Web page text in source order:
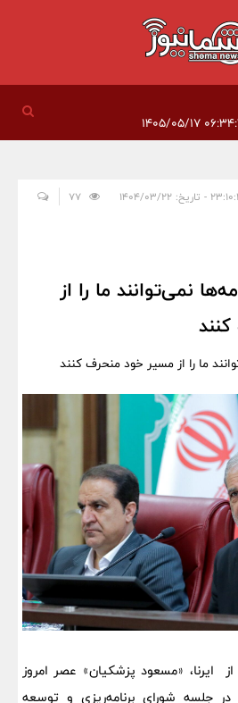
نمی‌توانند ما را از
ما را از مسیر خود منحرف کنند
ایرنا، «مسعود پزشکیان» عصر امروز
پنجشنبه ۲۲ خرداد ۱۴۰۴ در جلسه شورای برنامه‌ریزی و توسعه